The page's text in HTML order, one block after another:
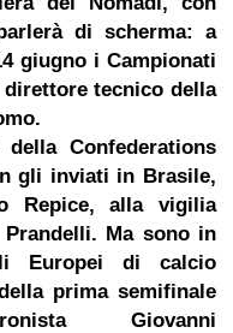
di scherma: a
giugno i Campionati
tecnico della
Confederations
gli inviati in Brasile,
Repice, alla vigilia
Ma sono in
Europei di calcio
prima semifinale
Giovanni